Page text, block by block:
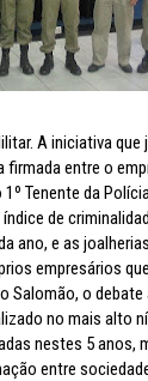
A iniciativa
firmada entre o
Tenente da
de
ano, e as
empresários
Salomão, o
no mais alto
nestes 5 anos,
entre